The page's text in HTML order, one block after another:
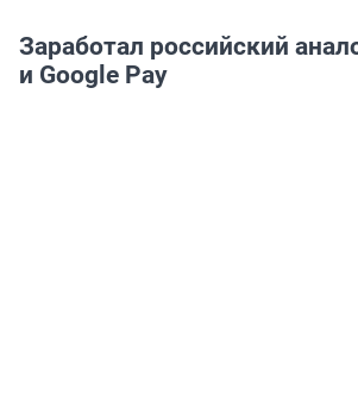
Заработал российский
и Google Pay